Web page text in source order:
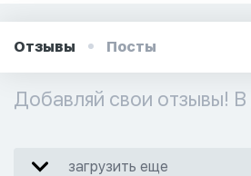
Отзывы Посты
Добавляй свои отзывы! В
загрузить еще